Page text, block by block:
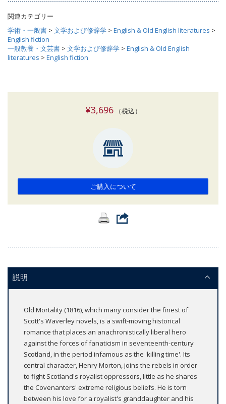
関連カテゴリー
学術・一般書 > 文学および修辞学 > English & Old English literatures >
English fiction
一般教養・文芸書 > 文学および修辞学 > English & Old English
literatures > English fiction
¥3,696（税込）
ご購入について
説明
Old Mortality (1816), which many consider the finest of
Scott's Waverley novels, is a swift-moving historical
romance that places an anachronistically liberal hero
against the forces of fanaticism in seventeenth-century
Scotland, in the period infamous as the 'killing time'. Its
central character, Henry Morton, joins the rebels in order
to fight Scotland's royalist oppressors, little as he shares
the Covenanters' extreme religious beliefs. He is torn
between his love for a royalist's granddaughter and his